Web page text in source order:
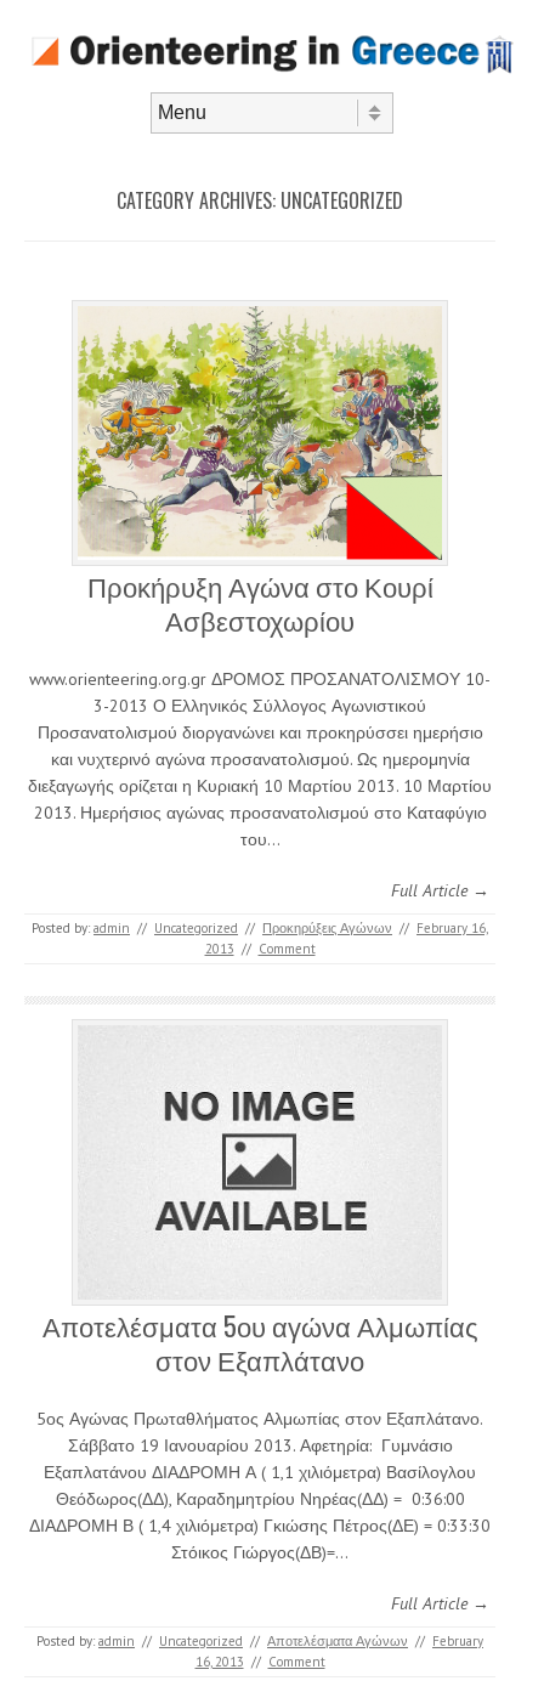
CATEGORY ARCHIVES: UNCATEGORIZED
Προκήρυξη Αγώνα στο Κουρί
Ασβεστοχωρίου
www.orienteering.org.gr ΔΡΟΜΟΣ ΠΡΟΣΑΝΑΤΟΛΙΣΜΟΥ 10-
3-2013 Ο Ελληνικός Σύλλογος Αγωνιστικού
Προσανατολισμού διοργανώνει και προκηρύσσει ημερήσιο
και νυχτερινό αγώνα προσανατολισμού. Ως ημερομηνία
διεξαγωγής ορίζεται η Κυριακή 10 Μαρτίου 2013. 10 Μαρτίου
2013. Ημερήσιος αγώνας προσανατολισμού στο Καταφύγιο
του…
Full Article →
Posted by: admin // Uncategorized // Προκηρύξεις Αγώνων // February 16,
2013 // Comment
Αποτελέσματα 5ου αγώνα Αλμωπίας
στον Εξαπλάτανο
5ος Αγώνας Πρωταθλήματος Αλμωπίας στον Εξαπλάτανο.
Σάββατο 19 Ιανουαρίου 2013. Αφετηρία: Γυμνάσιο
Εξαπλατάνου ΔΙΑΔΡΟΜΗ Α ( 1,1 χιλιόμετρα) Βασίλογλου
Θεόδωρος(ΔΔ), Καραδημητρίου Νηρέας(ΔΔ) = 0:36:00
ΔΙΑΔΡΟΜΗ Β ( 1,4 χιλιόμετρα) Γκιώσης Πέτρος(ΔΕ) = 0:33:30
Στόικος Γιώργος(ΔΒ)=…
Full Article →
Posted by: admin // Uncategorized // Αποτελέσματα Αγώνων // February
16, 2013 // Comment